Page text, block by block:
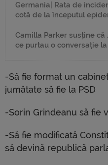
Germania| Rata de
cotă de la începutul
Camilla Parker susține
ce purtau o conversație
-Să fie format un
jumătate să fie la PSD
-Sorin Grindeanu să fie
-Să fie modificată
să devină republică